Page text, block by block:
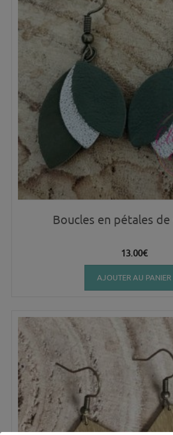
Boucles en pétales de
13.00€
AJOUTER AU PANIER